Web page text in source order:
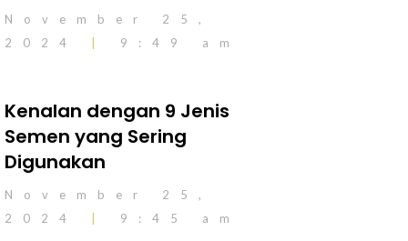
November 25,
2024
9:49 am
Kenalan dengan 9 Jenis
Semen yang Sering
Digunakan
November 25,
2024
9:45 am